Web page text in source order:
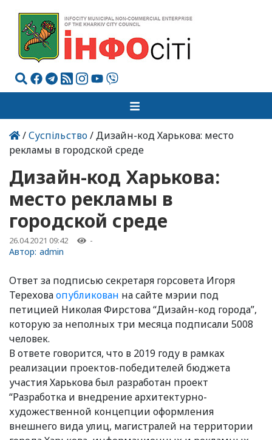
/Суспільство/ Дизайн-код Харькова: место
рекламы в городской среде
Дизайн-код Харькова:
место рекламы в
городской среде
26.04.2021 09:42 -
Автор: admin
Ответ за подписью секретаря горсовета Игоря
Тереховаопубликован на сайте мэрии под
петицией Николая Фирстова “Дизайн-код города”,
которую за неполных три месяца подписали 5008
человек.
В ответе говорится, что в 2019 году в рамках
реализации проектов-победителей бюджета
участия Харькова был разработан проект
“Разработка и внедрение архитектурно-
художественной концепции оформления
внешнего вида улиц, магистралей на территории